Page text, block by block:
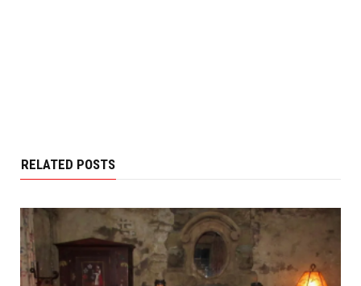
RELATED POSTS